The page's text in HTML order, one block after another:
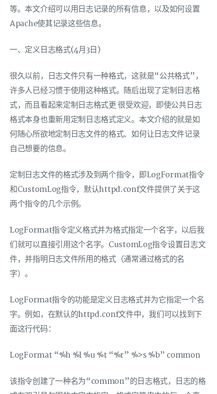
等。本文介绍可以用日志记录的所有信息，以及如何设置
Apache使其记录这些信息。
一、定义日志格式(4月3日)
很久以前，日志文件只有一种格式，这就是“公共格式”，
许多人已经习惯于使用这种格式。随后出现了定制日志格
式，而且看起来定制日志格式更 很受欢迎，即使公共日志
格式本身也重新用定制日志格式定义。本文介绍的就是如
何随心所欲地定制日志文件的格式、如何让日志文件记录
自己想要的信息。
定制日志文件的格式涉及到两个指令，即LogFormat指令
和CustomLog指令，默认httpd.conf文件提供了关于这
两个指令的几个示例。
LogFormat指令定义格式并为格式指定一个名字，以后我
们就可以直接引用这个名字。CustomLog指令设置日志文
件，并指明日志文件所用的格式（通常通过格式的名
字）。
LogFormat指令的功能是定义日志格式并为它指定一个名
字。例如，在默认的httpd.conf文件中，我们可以找到下
面这行代码：
LogFormat “%h %l %u %t “%r” %>s %b” common
该指令创建了一种名为“common”的日志格式，日志的格